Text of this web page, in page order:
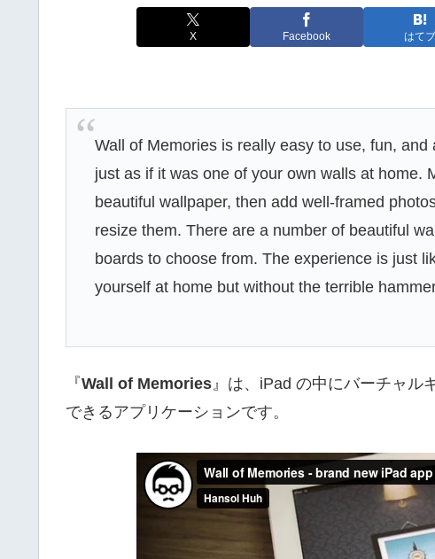
X Facebook はてブ
Wall of Memories is really easy to use, fun, and
just as if it was one of your own walls at home.
beautiful wallpaper, then add well-framed
resize them. There are a number of beautiful
boards to choose from. The experience is just
yourself at home but without the terrible
『Wall of Memories 』は、iPad の中にバーチャル
できるアプリケーションです。